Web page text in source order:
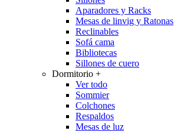
Aparadores y Racks
Mesas de linvig y Ratonas
Reclinables
Sofá cama
Bibliotecas
Sillones de cuero
Dormitorio +
Ver todo
Sommier
Colchones
Respaldos
Mesas de luz